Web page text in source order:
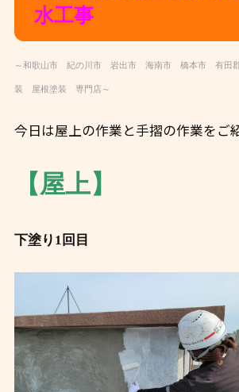
水工事
～和歌山市 紀の川市 岩出市 海南市 橋本市 有
装 屋根塗装 専門店～
今日は屋上の作業と手摺の作業をご
【屋上】
下塗り1回目